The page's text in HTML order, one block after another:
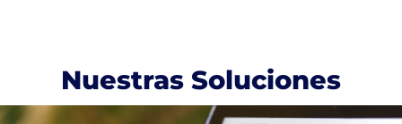
Nuestras Soluciones